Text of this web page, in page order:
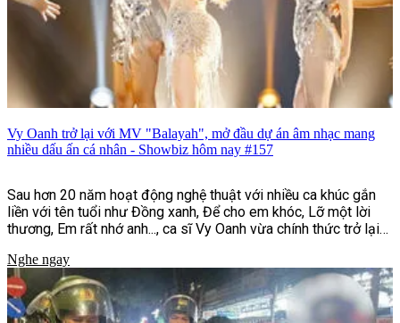
Vy Oanh trở lại với MV "Balayah", mở đầu dự án âm nhạc mang
nhiều dấu ấn cá nhân - Showbiz hôm nay #157
Sau hơn 20 năm hoạt động nghệ thuật với nhiều ca khúc gắn
liền với tên tuổi như Đồng xanh, Để cho em khóc, Lỡ một lời
thương, Em rất nhớ anh..., ca sĩ Vy Oanh vừa chính thức trở lại
"Hai Bản Thể | UNFOLDED", đồng thời đánh dấu bước chuyển
mình rõ nét về hình ảnh, phong cách âm nhạc và định hướng
sáng tạo của nữ ca sĩ sau nhiều năm gắn bó với dòng nhạc
ballad.
Nghe ngay